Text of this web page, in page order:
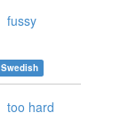
fussy
Swedish
too hard